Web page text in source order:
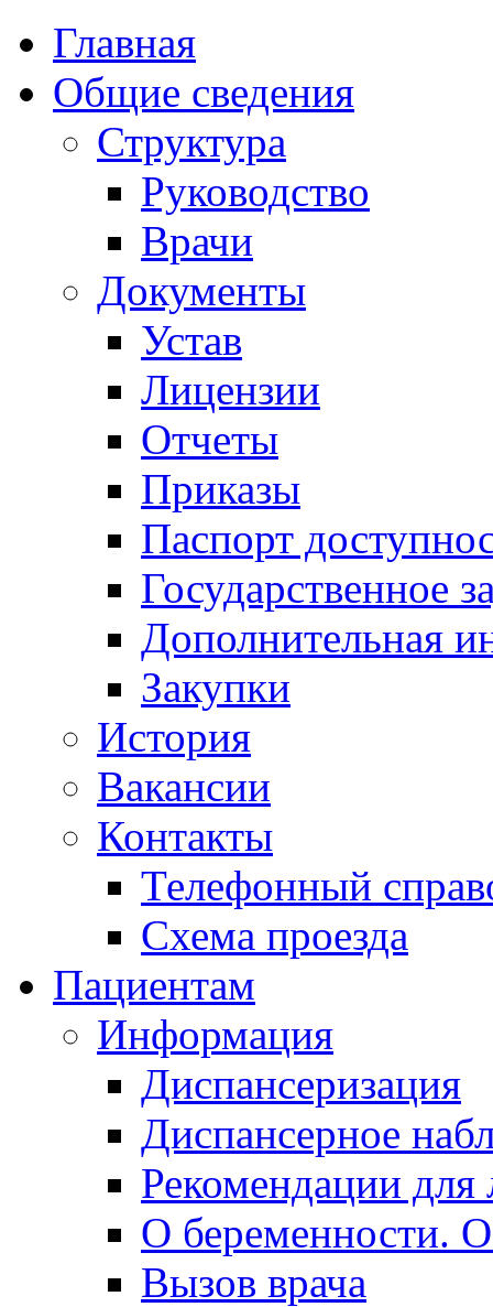
Главная
Общие сведения
Структура
Руководство
Врачи
Документы
Устав
Лицензии
Отчеты
Приказы
Паспорт
Государственное
Дополнительная
Закупки
История
Вакансии
Контакты
Телефонный
Схема проезда
Пациентам
Информация
Диспансеризация
Диспансерное
Рекомендации для
О беременности.
Вызов врача